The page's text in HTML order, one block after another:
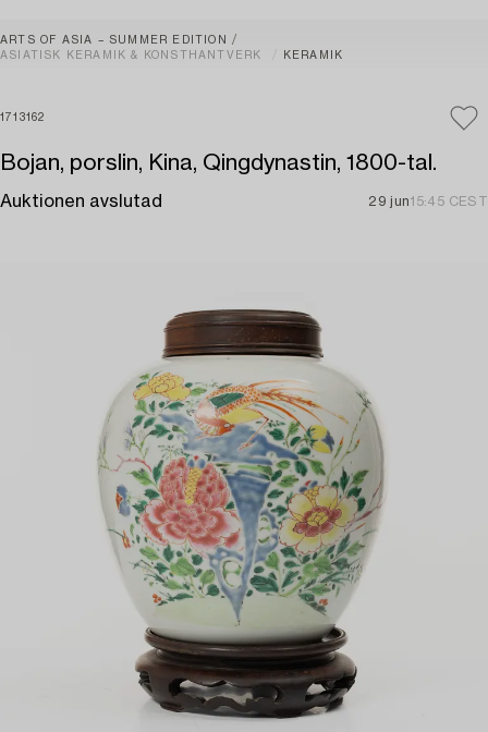
ARTS OF ASIA – SUMMER EDITION
ASIATISK KERAMIK & KONSTHANTVERK
KERAMIK
1713162
Bojan, porslin, Kina, Qingdynastin, 1800-tal.
Auktionen avslutad 29 jun15:45 CEST